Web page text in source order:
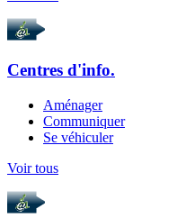
Centres d'info.
Aménager
Communiquer
Se véhiculer
Voir tous